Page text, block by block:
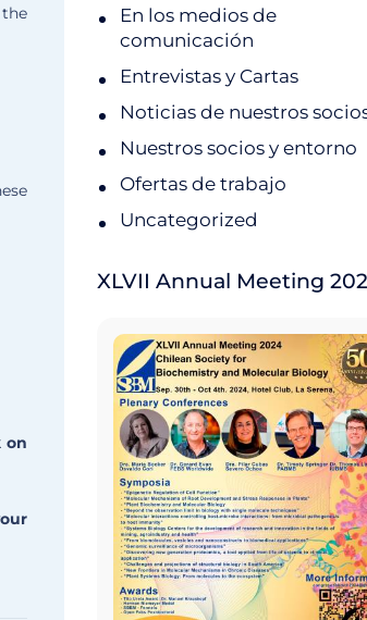
on
En los medios de
comunicación
Entrevistas y Cartas
Noticias de nuestros
Nuestros socios y entorno
Ofertas de trabajo
Uncategorized
XLVII Annual Meeting